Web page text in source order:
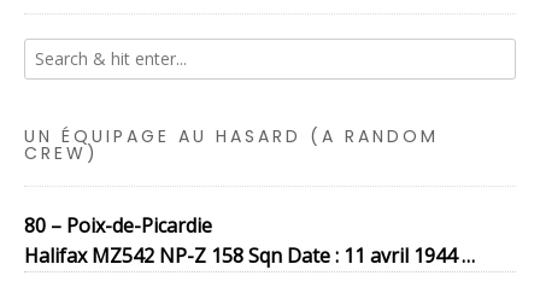
UN ÉQUIPAGE AU HASARD (A RANDOM
CREW)
80 – Poix-de-Picardie
Halifax MZ542 NP-Z 158 Sqn Date : 11 avril 1944 …